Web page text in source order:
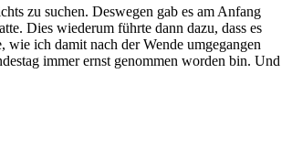
zu suchen. Deswegen gab es am Anfang
Dies wiederum führte dann dazu, dass es
ich damit nach der Wende umgegangen
immer ernst genommen worden bin. Und